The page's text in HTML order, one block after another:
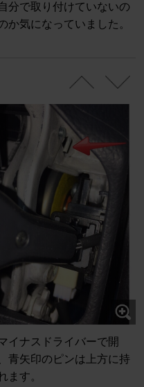
分で取り付けていないの
か気になっていました。
イナスドライバーで開
青矢印のピンは上方に持
ます。